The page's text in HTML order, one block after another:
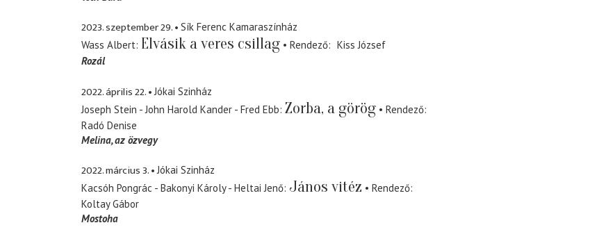
2023. szeptember 29.
Sík Ferenc Kamaraszínház
Wass Albert Elvásik a veres csillag Rendező
Kiss József
Rozál
2022. április 22.
Jókai Szinház
Joseph Stein - John Harold Kander - Fred Ebb Zorba, a görög
Rendező
Radó Denise
Melina az özvegy
2022. március 3.
Jókai Szinház
Kacsóh Pongrác - Bakonyi Károly - Heltai Jenő János vitéz
Rendező
Koltay Gábor
Mostoha